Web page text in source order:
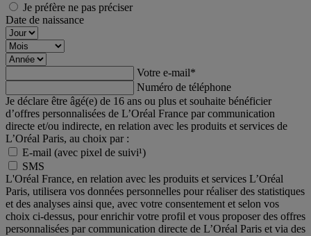
Je préfère ne pas préciser
Date de naissance
Votre e-mail*
Numéro de téléphone
Je déclare être âgé(e) de 16 ans ou plus et souhaite bénéficier
d’offres personnalisées de L’Oréal France par communication
directe et/ou indirecte, en relation avec les produits et services de
L’Oréal Paris, au choix par :
E-mail (avec pixel de suivi¹)
SMS
L'Oréal France, en relation avec les produits et services L’Oréal
Paris, utilisera vos données personnelles pour réaliser des statistiques
et des analyses ainsi que, avec votre consentement et selon vos
choix ci-dessus, pour enrichir votre profil et vous proposer des offres
personnalisées par communication directe de L’Oréal Paris et via des